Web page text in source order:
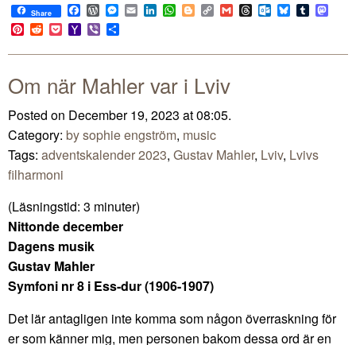
Share Facebook
WordPress
Messenger
EmailLinkedIn
WhatsApp
BloggerCopy
Link
GmailThreadsOutlook.com
BlueskyTumblr
Pinterest
RedditPocketYahoo
Mail
Viber
Om när Mahler var i Lviv
Posted on December 19, 2023 at 08:05.
Category: by sophie engström, music
Tags: adventskalender 2023, Gustav Mahler, Lviv, Lvivs
filharmoni
(Läsningstid: 3 minuter)
Nittonde december
Dagens musik
Gustav Mahler
Symfoni nr 8 i Ess-dur (1906-1907)
Det lär antagligen inte komma som någon överraskning för
er som känner mig, men personen bakom dessa ord är en